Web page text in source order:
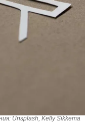
Unsplash, Kelly Sikkema